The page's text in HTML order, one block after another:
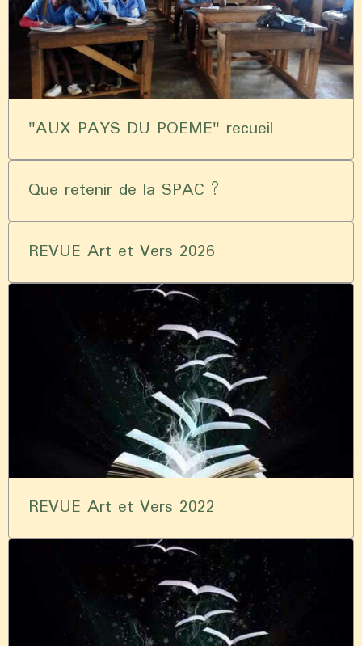
"AUX PAYS DU POEME" recueil
Que retenir de la SPAC ?
REVUE Art et Vers 2026
REVUE Art et Vers 2022